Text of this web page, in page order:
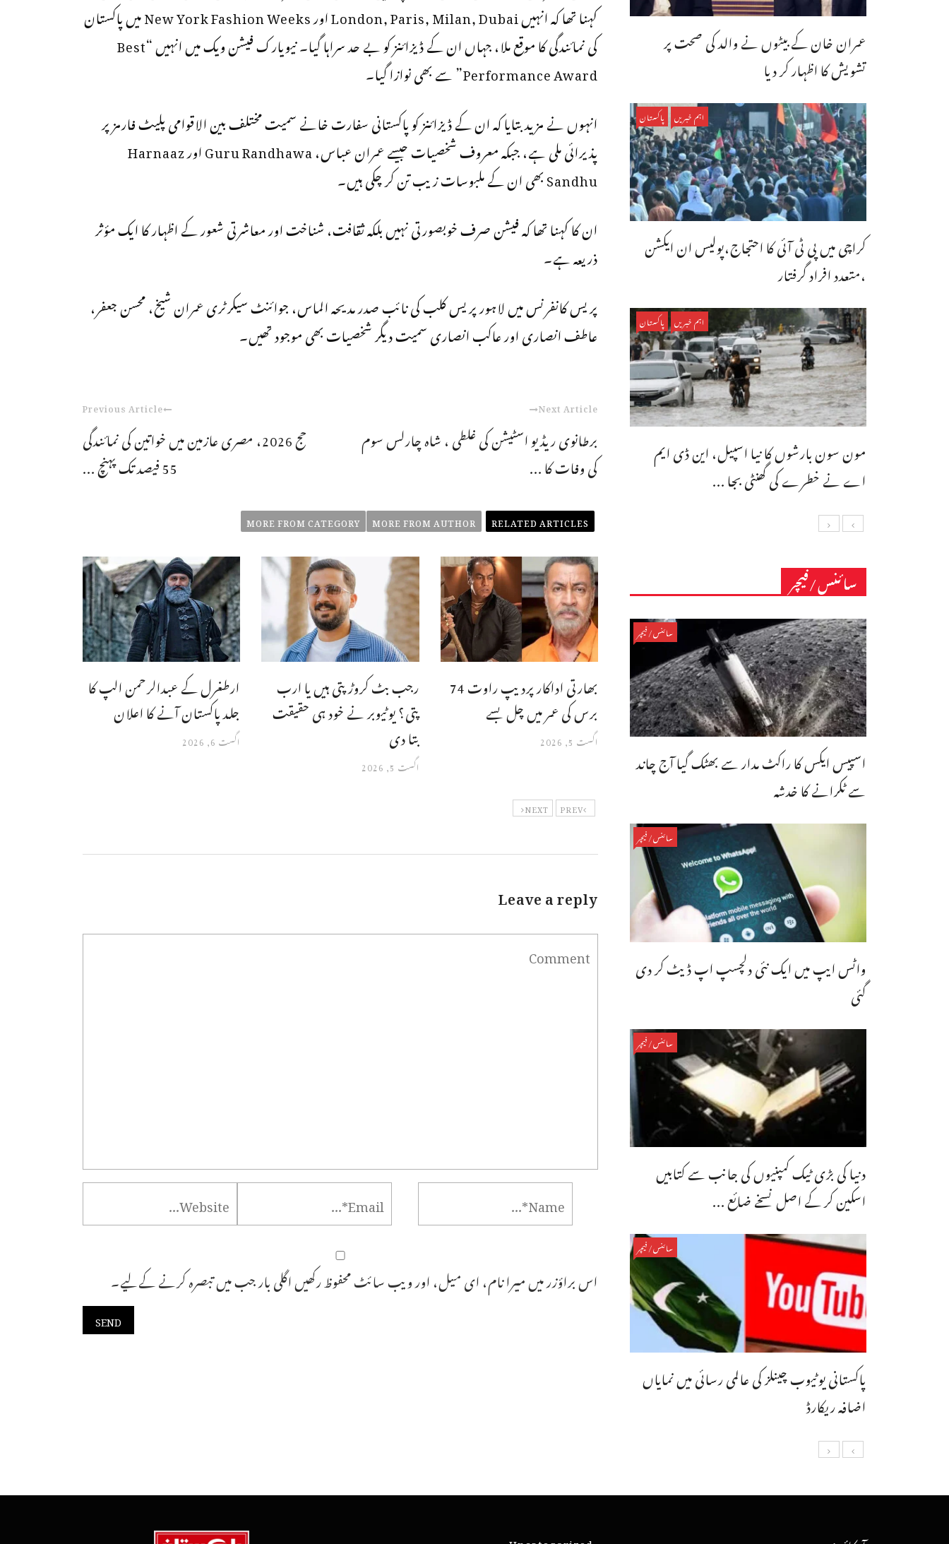
کہنا تھا کہ انہیں London, Paris, Milan, Dubai اور New York Fashion Weeks میں پاکستان
کی نمائندگی کا موقع ملا، جہاں ان کے ڈیزائنز کو بے حد سراہا گیا۔ نیویارک فیشن ویک میں انہیں “Best
Performance Award” سے بھی نوازا گیا۔
انہوں نے مزید بتایا کہ ان کے ڈیزائنز کو پاکستانی سفارت خانے سمیت مختلف بین الاقوامی پلیٹ فارمز پر
پذیرائی ملی ہے، جبکہ معروف شخصیات جیسے عمران عباس، Guru Randhawa اور Harnaaz
Sandhu بھی ان کے ملبوسات زیب تن کر چکی ہیں۔
ان کا کہنا تھا کہ فیشن صرف خوبصورتی نہیں بلکہ ثقافت، شناخت اور معاشرتی شعور کے اظہار کا ایک مؤثر
ذریعہ ہے۔
پریس کانفرنس میں لاہور پریس کلب کی نائب صدر مدیحہ الماس، جوائنٹ سیکرٹری عمران شیخ، محسن جعفر،
عاطف انصاری اور عاکب انصاری سمیت دیگر شخصیات بھی موجود تھیں۔
Previous Article
حج 2026، مصری عازمین میں خواتین کی نمائندگی
55 فیصد تک پہنچ ...
Next Article
برطانوی ریڈیو اسٹیشن کی غلطی ، شاہ چارلس سوم
کی وفات کا ...
RELATED ARTICLES
MORE FROM AUTHOR
MORE FROM CATEGORY
ارطغرل کے عبدالرحمن الپ کا
جلد پاکستان آنے کا اعلان
اگست 6, 2026
رجب بٹ کروڑ پتی ہیں یا ارب
پتی؟ یوٹیوبر نے خود ہی حقیقت
بتا دی
اگست 5, 2026
بھارتی اداکار پردیپ راوت 74
برس کی عمر میں چل بسے
اگست 5, 2026
PREV
NEXT
Leave a reply
اس براؤزر میں میرا نام، ای میل، اور ویب سائٹ محفوظ رکھیں اگلی بار جب میں تبصرہ کرنے کےلیے۔
عمران خان کے بیٹوں نے والد کی صحت پر
تشویش کا اظہار کر دیا
اہم خبریں پاکستان
کراچی میں پی ٹی آئی کا احتجاج،پولیس ان ایکشن
،متعدد افراد گرفتار
اہم خبریں پاکستان
مون سون بارشوں کا نیا اسپیل، این ڈی ایم
اے نے خطرے کی گھنٹی بجا ...
سائنس/فیچر
سائنس/فیچر
اسپیس ایکس کا راکٹ مدار سے بھٹک گیا آج چاند
سے ٹکرانے کا خدشہ
سائنس/فیچر
واٹس ایپ میں ایک نئی دلچسپ اپ ڈیٹ کر دی
گئی
سائنس/فیچر
دنیا کی بڑی ٹیک کمپنیوں کی جانب سے کتابیں
اسکین کر کے اصل نسخے ضائع ...
سائنس/فیچر
پاکستانی یوٹیوب چینلز کی عالمی رسائی میں نمایاں
اضافہ ریکارڈ